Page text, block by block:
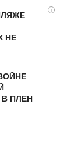
i
НЕ
ПЛЕН